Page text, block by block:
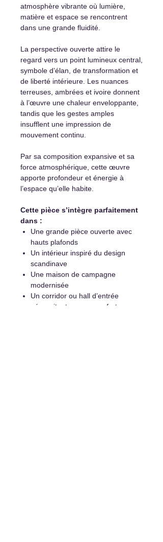
atmosphère vibrante où lumière,
matière et espace se rencontrent
dans une grande fluidité.
La perspective ouverte attire le
regard vers un point lumineux central,
symbole d’élan, de transformation et
de liberté intérieure. Les nuances
terreuses, ambrées et ivoire donnent
à l’œuvre une chaleur enveloppante,
tandis que les gestes amples
insufflent une impression de
mouvement continu.
Par sa composition expansive et sa
force atmosphérique, cette œuvre
apporte profondeur et énergie à
l’espace qu’elle habite.
Cette pièce s’intègre parfaitement
dans :
Une grande pièce ouverte avec
hauts plafonds
Un intérieur inspiré du design
scandinave
Une maison de campagne
modernisée
Un corridor ou hall d’entrée
nécessitant une œuvre forte